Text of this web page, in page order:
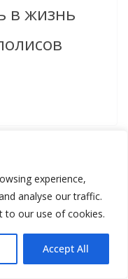
experience,
analyse our traffic.
to our use of cookies.
Accept All
в жизнь